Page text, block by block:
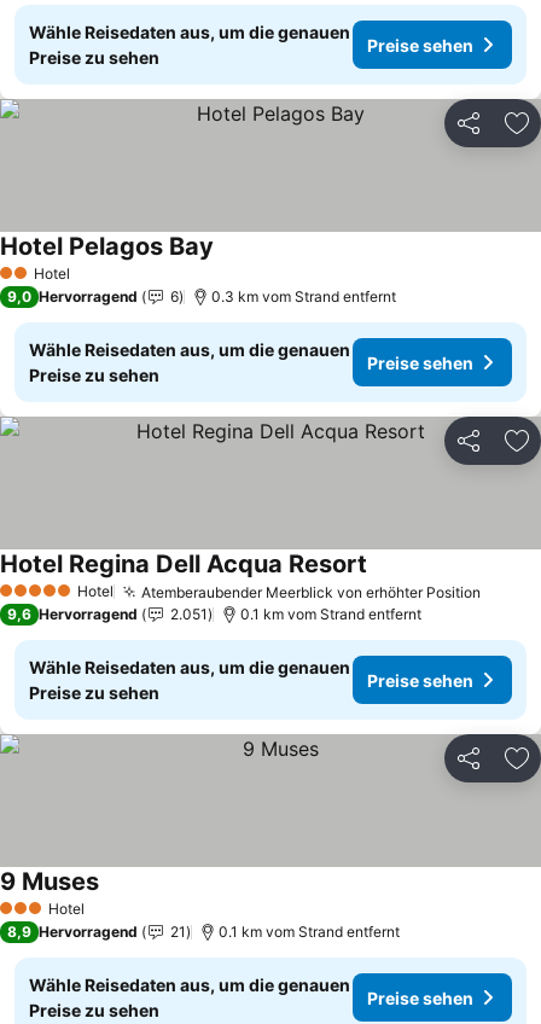
Wähle Reisedaten aus, um die genauen
Preise zu sehen
Preise sehen
Teilen
2 Sterne
Hotel
Hotel Pelagos Bay
9,0 Hervorragend 6 0.3 km vom Strand entfernt
Wähle Reisedaten aus, um die genauen
Preise zu sehen
Preise sehen
Teilen
5 Sterne Hotel Atemberaubender Meerblick von erhöhter Position
Hotel Regina Dell Acqua Resort
9,6 Hervorragend 2.051 0.1 km vom Strand entfernt
Wähle Reisedaten aus, um die genauen
Preise zu sehen
Preise sehen
Teilen
3 SterneHotel
9 MusesPreise sehen
8,9 Hervorragend 21 0.1 km vom Strand entfernt
Wähle Reisedaten aus, um die genauen
Preise zu sehen
Preise sehen